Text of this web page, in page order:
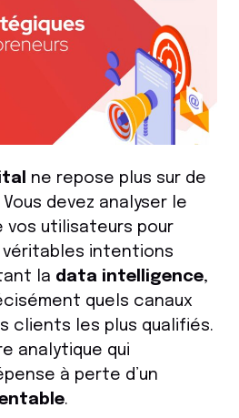
ne repose plus sur de
devez analyser le
vos utilisateurs pour
véritables intentions
la data intelligence,
quels canaux
clients les plus qualifiés.
analytique qui
à perte d’un
.